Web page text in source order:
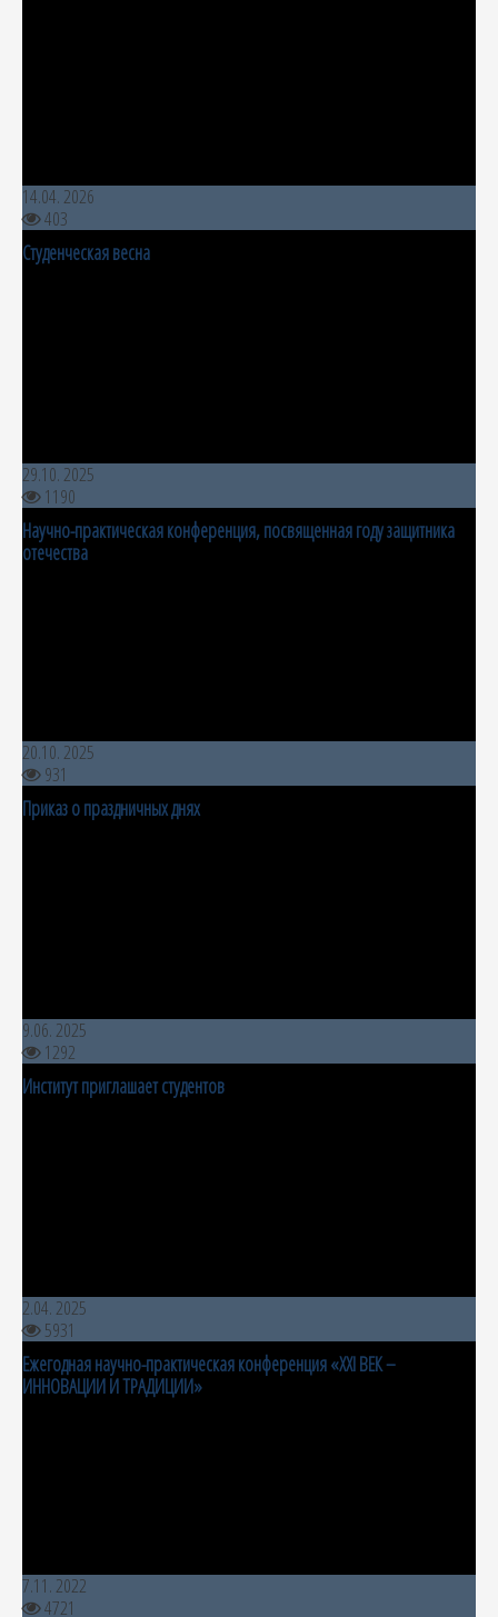
14.04. 2026
403
Студенческая весна
29.10. 2025
1190
Научно-практическая конференция, посвященная году защитника
отечества
20.10. 2025
931
Приказ о праздничных днях
9.06. 2025
1292
Институт приглашает студентов
2.04. 2025
5931
Ежегодная научно-практическая конференция «XXI ВЕК –
ИННОВАЦИИ И ТРАДИЦИИ»
7.11. 2022
4721